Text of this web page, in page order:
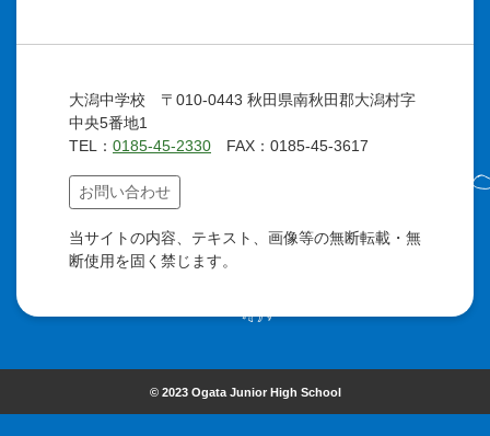
大潟中学校 〒010-0443 秋田県南秋田郡大潟村字
中央5番地1
TEL： 0185-45-2330 FAX：0185-45-3617
お問い合わせ
当サイトの内容、テキスト、画像等の無断転載・無
断使用を固く禁じます。
© 2023 Ogata Junior High School